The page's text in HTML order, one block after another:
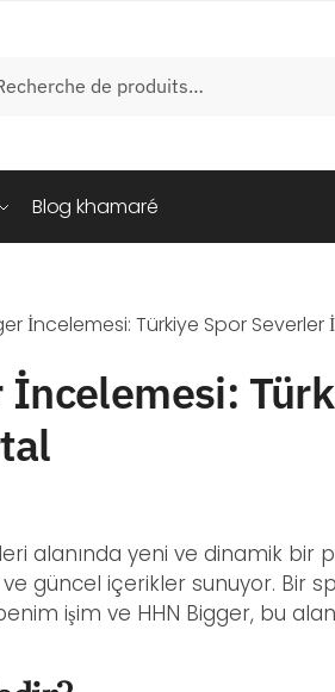
Blog khamaré
İncelemesi: Türkiye Spor Severler
İncelemesi:
alanında yeni ve dinamik bir
güncel içerikler sunuyor. Bir
işim ve HHN Bigger, bu